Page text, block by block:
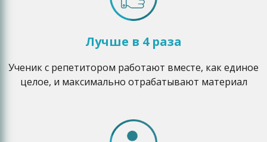
Лучше в 4 раза
Ученик с репетитором работают вместе, как единое
целое, и максимально отрабатывают материал